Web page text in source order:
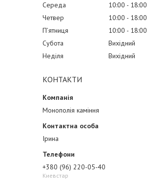
Середа
10:00
18:00
Четвер
10:00
18:00
Пʼятниця
10:00
18:00
Субота
Вихідний
Неділя
Вихідний
КОНТАКТИ
Монополія каміння
Ірина
+380 (96) 220-05-40
Киевстар